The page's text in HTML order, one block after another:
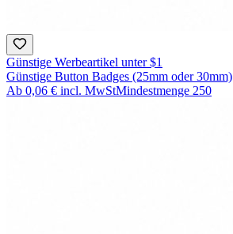
Günstige Werbeartikel unter $1
Günstige Button Badges (25mm oder 30mm)
Ab 0,06 € incl. MwStMindestmenge 250